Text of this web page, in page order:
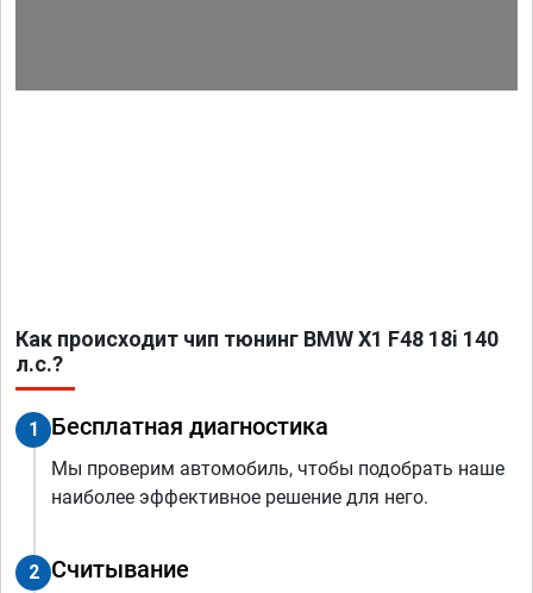
Как происходит чип тюнинг BMW X1 F48 18i 140
л.с.?
1 Бесплатная диагностика
Мы проверим автомобиль, чтобы подобрать наше
наиболее эффективное решение для него.
2 Считывание